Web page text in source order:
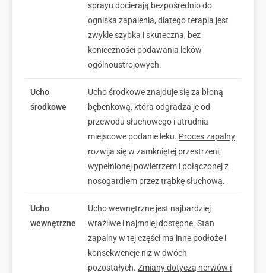
sprayu docierają bezpośrednio do
ogniska zapalenia, dlatego terapia jest
zwykle szybka i skuteczna, bez
konieczności podawania leków
ogólnoustrojowych.
Ucho
środkowe
Ucho środkowe znajduje się za błoną
bębenkową, która odgradza je od
przewodu słuchowego i utrudnia
miejscowe podanie leku. Proces zapalny
rozwija się w zamkniętej przestrzeni,
wypełnionej powietrzem i połączonej z
nosogardłem przez trąbkę słuchową.
Ucho
wewnętrzne
Ucho wewnętrzne jest najbardziej
wrażliwe i najmniej dostępne. Stan
zapalny w tej części ma inne podłoże i
konsekwencje niż w dwóch
pozostałych. Zmiany dotyczą nerwów i